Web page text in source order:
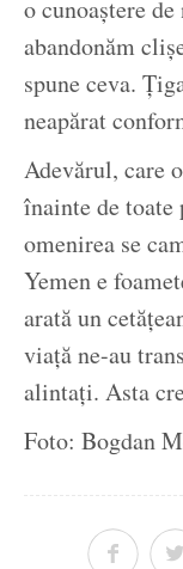
o cunoaștere
abandonăm
spune ceva.
neapărat
Adevărul, care
înainte de toate
omenirea se
Yemen e
arată un
viață ne-au
alintați. Asta
Foto: Bogdan